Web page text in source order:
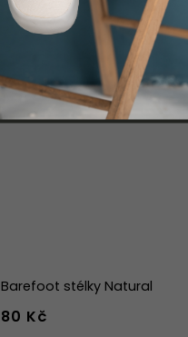
Barefoot stélky Natural
80 Kč